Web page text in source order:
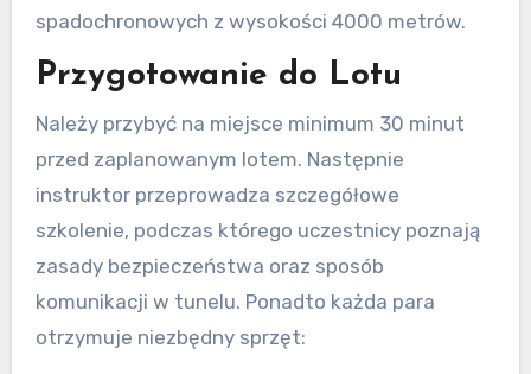
spadochronowych z wysokości 4000 metrów.
Przygotowanie do Lotu
Należy przybyć na miejsce minimum 30 minut
przed zaplanowanym lotem. Następnie
instruktor przeprowadza szczegółowe
szkolenie, podczas którego uczestnicy poznają
zasady bezpieczeństwa oraz sposób
komunikacji w tunelu. Ponadto każda para
otrzymuje niezbędny sprzęt: